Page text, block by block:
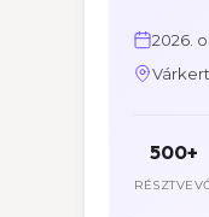
2026.
500+